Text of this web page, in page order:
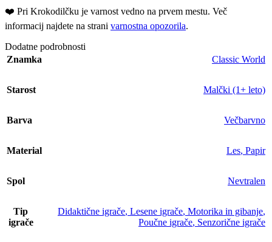
❤️ ️Pri Krokodilčku je varnost vedno na prvem mestu. Več
informacij najdete na strani varnostna opozorila.
Dodatne podrobnosti
Znamka
Classic World
Starost Malčki (1+ leto)
Barva Večbarvno
Material Les, Papir
Spol Nevtralen
Tip
igrače
Didaktične igrače, Lesene igrače, Motorika in gibanje,
Poučne igrače, Senzorične igrače